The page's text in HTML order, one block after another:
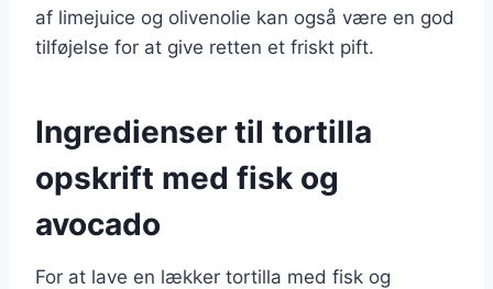
af limejuice og olivenolie kan også være en god
tilføjelse for at give retten et friskt pift.
Ingredienser til tortilla
opskrift med fisk og
avocado
For at lave en lækker tortilla med fisk og